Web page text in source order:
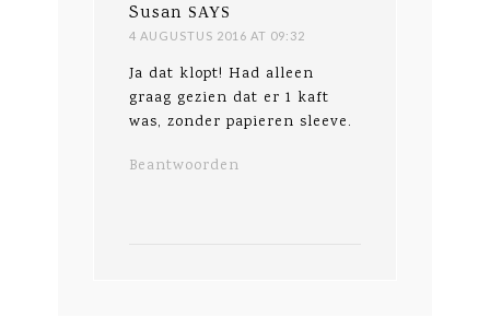
Susan SAYS
4 AUGUSTUS 2016 AT 09:32
Ja dat klopt! Had alleen
graag gezien dat er 1 kaft
was, zonder papieren sleeve.
Beantwoorden